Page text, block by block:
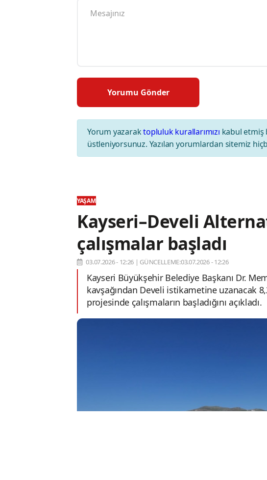
Yorum yazaraktopluluk kurallarımızı kabul
üstleniyorsunuz. Yazılan yorumlardan sitemiz
YAŞAM
Kayseri–Develi
çalışmalar başladı
03.07.2026 - 12:26 | GÜNCELLEME:03.07.2026 - 12:26
Kayseri Büyükşehir Belediye Başkanı Dr.
kavşağından Develi istikametine uzanacak
projesinde çalışmaların başladığını açıkladı.